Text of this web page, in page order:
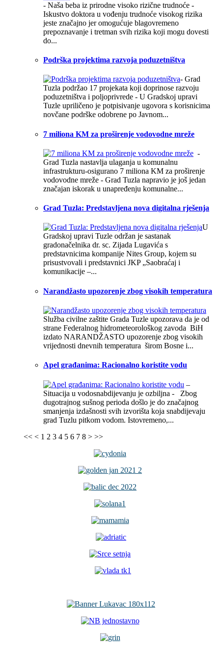
- Naša beba iz prirodne visoko rizične trudnoće -
Iskustvo doktora u vođenju trudnoće visokog rizika
jeste značajno jer omogućuje blagovremeno
prepoznavanje i tretman svih rizika koji mogu dovesti
do...
Podrška projektima razvoja poduzetništva
- Grad
Tuzla podržao 17 projekata koji doprinose razvoju
poduzetništva i poljoprivrede - U Gradskoj upravi
Tuzle upriličeno je potpisivanje ugovora s korisnicima
novčane podrške odobrene po Javnom...
7 miliona KM za proširenje vodovodne mreže
-
Grad Tuzla nastavlja ulaganja u komunalnu
infrastrukturu-osigurano 7 miliona KM za proširenje
vodovodne mreže - Grad Tuzla napravio je još jedan
značajan iskorak u unapređenju komunalne...
Grad Tuzla: Predstavljena nova digitalna rješenja
U
Gradskoj upravi Tuzle održan je sastanak
gradonačelnika dr. sc. Zijada Lugavića s
predstavnicima kompanije Nites Group, kojem su
prisustvovali i predstavnici JKP „Saobraćaj i
komunikacije –...
Narandžasto upozorenje zbog visokih temperatura
Služba civilne zaštite Grada Tuzle upozorava da je od
strane Federalnog hidrometeorološkog zavoda BiH
izdato NARANDŽASTO upozorenje zbog visokih
vrijednosti dnevnih temperatura širom Bosne i...
Apel građanima: Racionalno koristite vodu
–
Situacija u vodosnabdijevanju je ozbiljna - Zbog
dugotrajnog sušnog perioda došlo je do značajnog
smanjenja izdašnosti svih izvorišta koja snabdijevaju
grad Tuzlu pitkom vodom. Istovremeno,...
<< < 1 2 3 4 5 6 7 8 > >>